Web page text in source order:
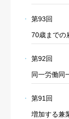
第93回
70歳までの
第92回
同一労働同
第91回
増加する兼